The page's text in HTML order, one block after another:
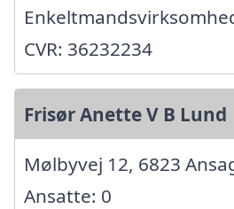
CVR: 36232234
Frisør Anette V B Lund
Mølbyvej 12, 6823
Ansatte: 0